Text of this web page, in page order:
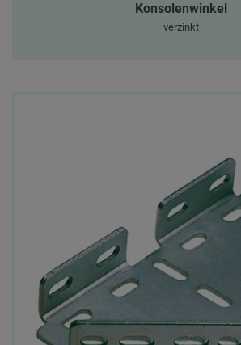
Konsolenwinkel
verzinkt